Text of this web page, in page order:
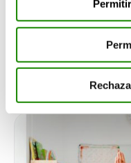
Te